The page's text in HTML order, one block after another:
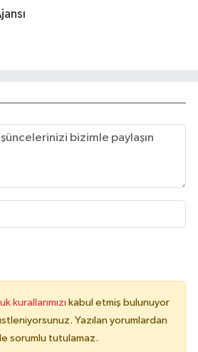
kurallarımızı kabul etmiş bulunuyor
Yazılan yorumlardan
sorumlu tutulamaz.